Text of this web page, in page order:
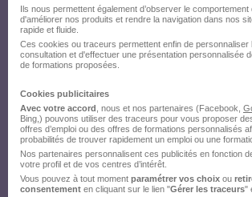
Ils nous permettent également d’observer le
d'améliorer nos produits et rendre la navigation dans nos
rapide et fluide.
Ces cookies ou traceurs permettent enfin de personnaliser
consultation et d'effectuer une présentation personnalisée
de formations proposées.
Cookies publicitaires
Avec votre accord , nous et nos partenaires (Facebook,
Bing,) pouvons utiliser des traceurs pour vous proposer
offres d’emploi ou des offres de formations personnalisés
probabilités de trouver rapidement un emploi ou une
Nos partenaires personnalisent ces publicités en fonction
votre profil et de vos centres d’intérêt.
Vous pouvez à tout moment paramétrer vos choix ou
consentement en cliquant sur le lien "Gérer les traceurs"